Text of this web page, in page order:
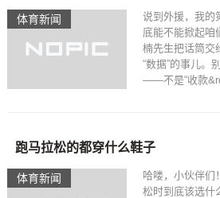
体育新闻
说到外援，我的
底能不能掀起咱
楠先生把话筒交
“数据”的事儿。
——不是“收款
体育新闻
跑马拉松的都穿什么鞋子
哈喽，小伙伴们
松时到底该选什